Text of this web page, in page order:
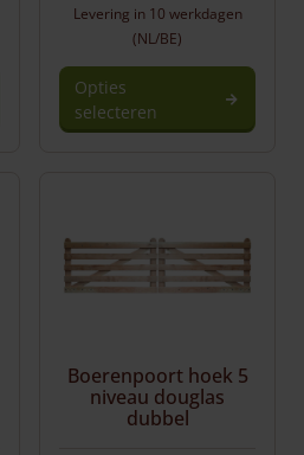
Levering in 10 werkdagen
(NL/BE)
Opties
selecteren
Boerenpoort hoek 5
niveau douglas
dubbel